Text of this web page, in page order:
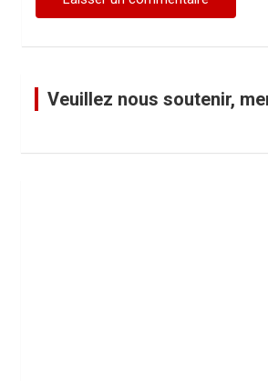
Veuillez nous soutenir,